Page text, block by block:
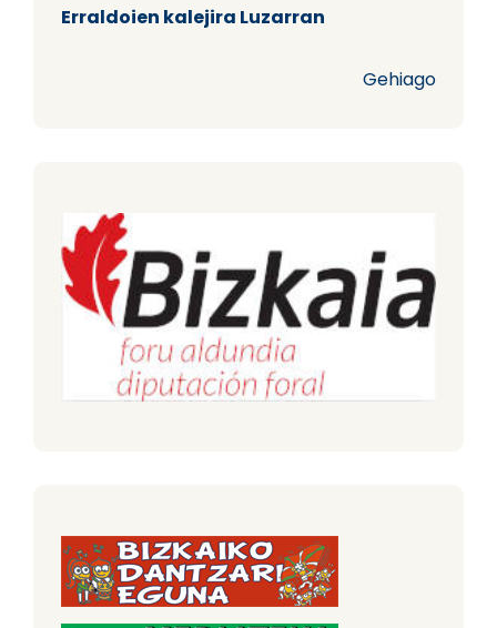
Erraldoien kalejira Luzarran
Gehiago